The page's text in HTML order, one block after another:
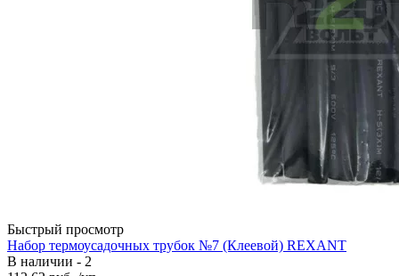
Быстрый просмотр
Набор термоусадочных трубок №7 (Клеевой) REXANT
В наличии - 2